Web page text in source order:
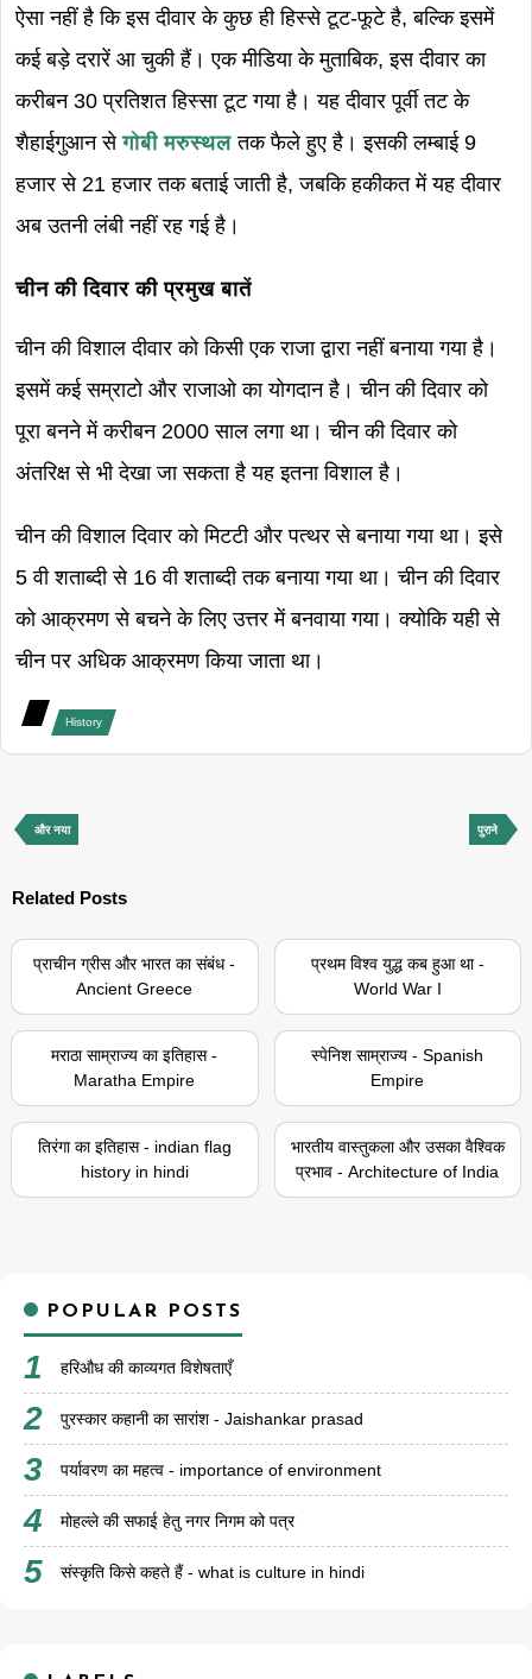
ऐसा नहीं है कि इस दीवार के कुछ ही हिस्से टूट-फूटे है, बल्कि इसमें
कई बड़े दरारें आ चुकी हैं। एक मीडिया के मुताबिक, इस दीवार का
करीबन 30 प्रतिशत हिस्सा टूट गया है। यह दीवार पूर्वी तट के
शैहाईगुआन सेगोबी मरुस्थल तक फैले हुए है। इसकी लम्बाई 9
हजार से 21 हजार तक बताई जाती है, जबकि हकीकत में यह दीवार
अब उतनी लंबी नहीं रह गई है।
चीन की दिवार की प्रमुख बातें
चीन की विशाल दीवार को किसी एक राजा द्वारा नहीं बनाया गया है।
इसमें कई सम्राटो और राजाओ का योगदान है। चीन की दिवार को
पूरा बनने में करीबन 2000 साल लगा था। चीन की दिवार को
अंतरिक्ष से भी देखा जा सकता है यह इतना विशाल है।
चीन की विशाल दिवार को मिटटी और पत्थर से बनाया गया था। इसे
5 वी शताब्दी से 16 वी शताब्दी तक बनाया गया था। चीन की दिवार
को आक्रमण से बचने के लिए उत्तर में बनवाया गया। क्योकि यही से
चीन पर अधिक आक्रमण किया जाता था।
History
और नया पुराने
Related Posts
प्राचीन ग्रीस और भारत का संबंध -
Ancient Greece
प्रथम विश्व युद्ध कब हुआ था -
World War I
मराठा साम्राज्य का इतिहास -
Maratha Empire
स्पेनिश साम्राज्य - Spanish
Empire
तिरंगा का इतिहास - indian flag
history in hindi
भारतीय वास्तुकला और उसका वैश्विक
प्रभाव - Architecture of India
POPULAR POSTS
हरिऔध की काव्यगत विशेषताएँ
पुरस्कार कहानी का सारांश - Jaishankar prasad
पर्यावरण का महत्व - importance of environment
मोहल्ले की सफाई हेतु नगर निगम को पत्र
संस्कृति किसे कहते हैं - what is culture in hindi